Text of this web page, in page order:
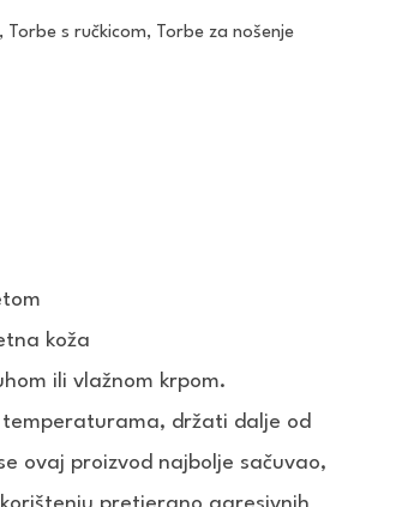
, Torbe s ručkicom, Torbe za nošenje
koža
ili vlažnom krpom.
držati dalje od
ovaj proizvod najbolje sačuvao,